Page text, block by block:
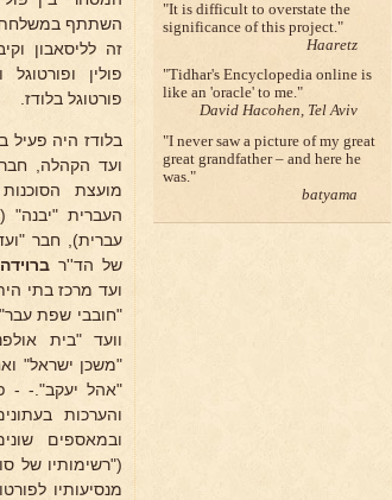
השתתף במשלחת
זה לליסאבון
פולין
פורטוגל בלודז.
בלודז היה פעיל
ועד הקהלה, חבר
מועצת
העברית "יבנה"
עברית), חבר
של הד''ר ברוידה
ועד מרכז בתי
"חובבי שפת
וועד "בית
"משכן ישראל"
"אהל יעקב".- -
והערכות
ובמאספים
("רשימותיו של
מנסיעותיו
It is difficult to overstate the
significance of this project.
Haaretz
Tidhar's Encyclopedia online is
like an 'oracle' to me.
David Hacohen, Tel Aviv
I never saw a picture of my great
great grandfather – and here he
was.
batyama